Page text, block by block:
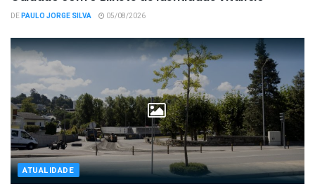
DEPAULO JORGE SILVA 05/08/2026
ATUALIDADE